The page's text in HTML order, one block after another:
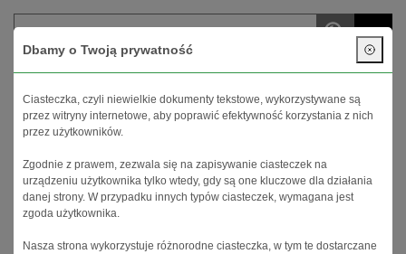
menu
Dbamy o Twoją prywatność
Ciasteczka, czyli niewielkie dokumenty tekstowe, wykorzystywane są
przez witryny internetowe, aby poprawić efektywność korzystania z nich
przez użytkowników.
Zgodnie z prawem, zezwala się na zapisywanie ciasteczek na
urządzeniu użytkownika tylko wtedy, gdy są one kluczowe dla działania
danej strony. W przypadku innych typów ciasteczek, wymagana jest
zgoda użytkownika.
Nasza strona wykorzystuje różnorodne ciasteczka, w tym te dostarczane